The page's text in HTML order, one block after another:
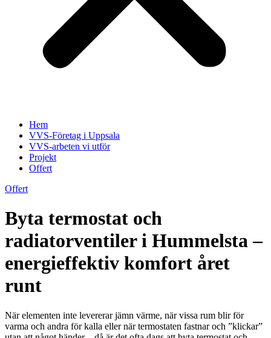
Hem
VVS-Företag i Uppsala
VVS-arbeten vi utför
Projekt
Offert
Offert
Byta termostat och
radiatorventiler i Hummelsta –
energieffektiv komfort året
runt
När elementen inte levererar jämn värme, när vissa rum blir för
varma och andra för kalla eller när termostaten fastnar och ”klickar”